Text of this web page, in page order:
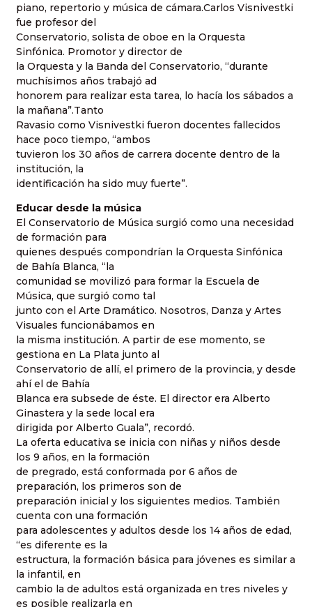
piano, repertorio y música de cámara.Carlos Visnivestki
fue profesor del
Conservatorio, solista de oboe en la Orquesta
Sinfónica. Promotor y director de
la Orquesta y la Banda del Conservatorio, “durante
muchísimos años trabajó ad
honorem para realizar esta tarea, lo hacía los sábados a
la mañana”.Tanto
Ravasio como Visnivestki fueron docentes fallecidos
hace poco tiempo, “ambos
tuvieron los 30 años de carrera docente dentro de la
institución, la
identificación ha sido muy fuerte”.
Educar desde la música
El Conservatorio de Música surgió como una necesidad
de formación para
quienes después compondrían la Orquesta Sinfónica
de Bahía Blanca, “la
comunidad se movilizó para formar la Escuela de
Música, que surgió como tal
junto con el Arte Dramático. Nosotros, Danza y Artes
Visuales funcionábamos en
la misma institución. A partir de ese momento, se
gestiona en La Plata junto al
Conservatorio de allí, el primero de la provincia, y desde
ahí el de Bahía
Blanca era subsede de éste. El director era Alberto
Ginastera y la sede local era
dirigida por Alberto Guala”, recordó.
La oferta educativa se inicia con niñas y niños desde
los 9 años, en la formación
de pregrado, está conformada por 6 años de
preparación, los primeros son de
preparación inicial y los siguientes medios. También
cuenta con una formación
para adolescentes y adultos desde los 14 años de edad,
“es diferente es la
estructura, la formación básica para jóvenes es similar a
la infantil, en
cambio la de adultos está organizada en tres niveles y
es posible realizarla en